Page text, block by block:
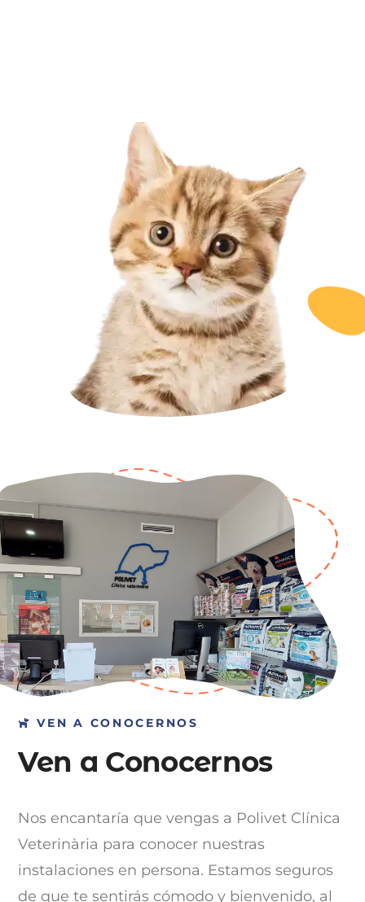
VEN A CONOCERNOS
Ven a Conocernos
Nos encantaría que vengas a Polivet Clínica
Veterinària para conocer nuestras
instalaciones en persona. Estamos seguros
de que te sentirás cómodo y bienvenido, al